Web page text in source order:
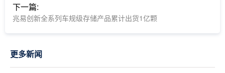
下一篇:
兆易创新全系列车规级存储产品累计出货1亿颗
更多新闻